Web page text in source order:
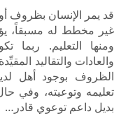
قد يمر الإنسان بظروف
غير مخطط له مسبقاً،
ومنها التعليم.
والعادات والتقاليد
الظروف بوجود أهل
تعليمه وتوعيته، وفي
بديل داعم توعوي قادر…